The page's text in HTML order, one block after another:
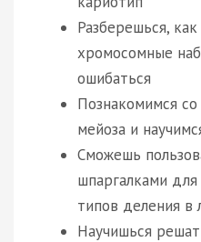
Разберешься,
хромосомные
ошибаться
Познакомимся
мейоза и
Сможешь
шпаргалками
типов деления в
Научишься